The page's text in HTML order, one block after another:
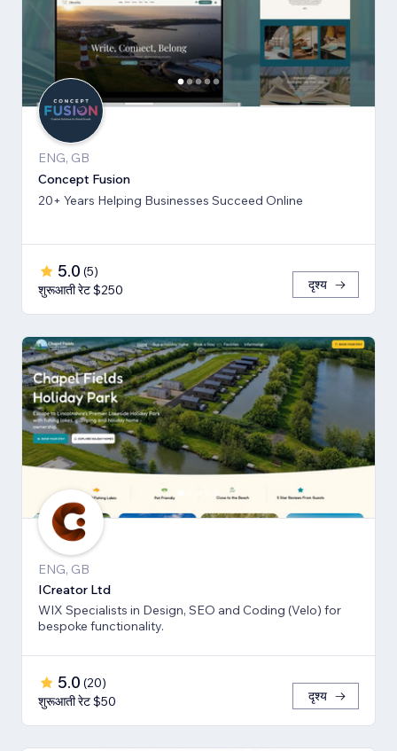
ENG, GB
Concept Fusion
20+ Years Helping Businesses Succeed Online
5.0 (5)
शुरूआती रेट $250
दृश्य
ENG, GB
ICreator Ltd
WIX Specialists in Design, SEO and Coding (Velo) for
bespoke functionality.
5.0 (20)
शुरूआती रेट $50
दृश्य